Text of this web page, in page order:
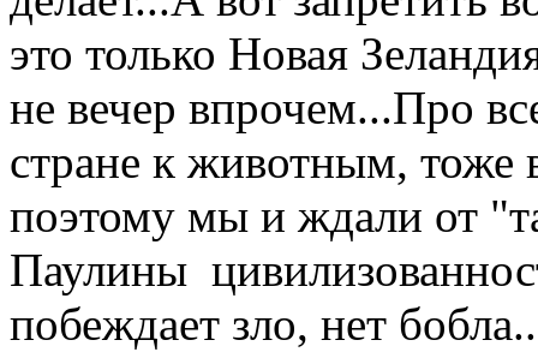
это только Новая
не вечер впрочем...Про
стране к животным, тоже
поэтому мы и ждали от
Паулины
побеждает зло, нет